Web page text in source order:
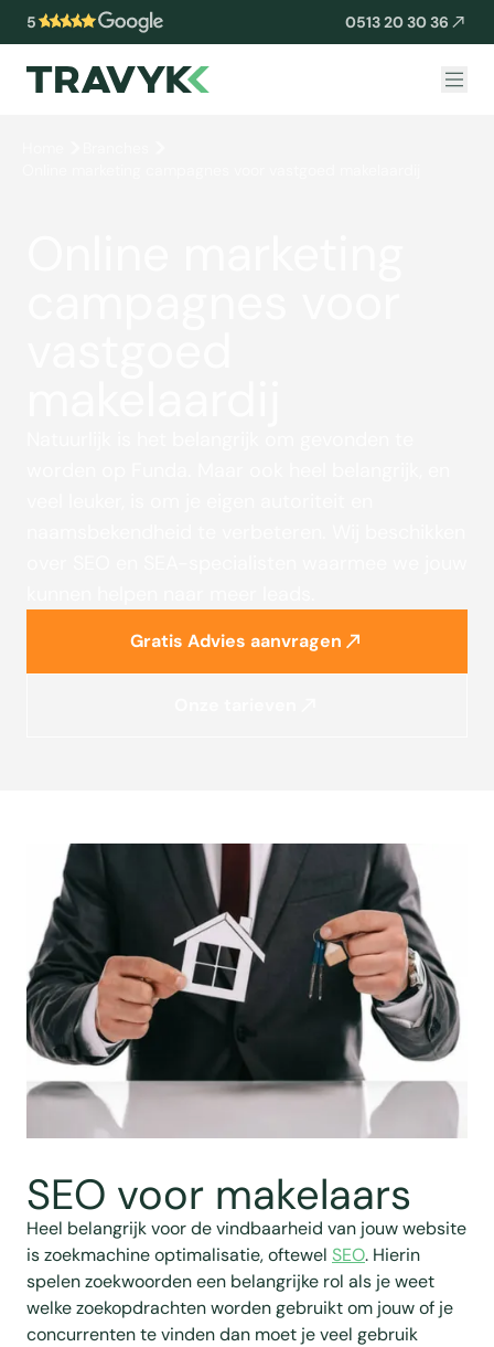
5 0513 20 30 36
Gratis Advies aanvragen
SEO voor makelaars
Heel belangrijk voor de vindbaarheid van jouw website
is zoekmachine optimalisatie, oftewel SEO. Hierin
spelen zoekwoorden een belangrijke rol als je weet
welke zoekopdrachten worden gebruikt om jouw of je
concurrenten te vinden dan moet je veel gebruik